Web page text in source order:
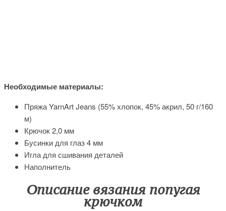
Необходимые материалы:
Пряжа YarnArt Jeans (55% хлопок, 45% акрил, 50 г/160
м)
Крючок 2,0 мм
Бусинки для глаз 4 мм
Игла для сшивания деталей
Наполнитель
Описание вязания попугая
крючком